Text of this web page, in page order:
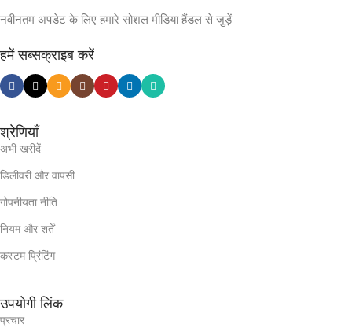
नवीनतम अपडेट के लिए हमारे सोशल मीडिया हैंडल से जुड़ें
हमें सब्सक्राइब करें
श्रेणियाँ
अभी खरीदें
डिलीवरी और वापसी
गोपनीयता नीति
नियम और शर्तें
कस्टम प्रिंटिंग
उपयोगी लिंक
प्रचार